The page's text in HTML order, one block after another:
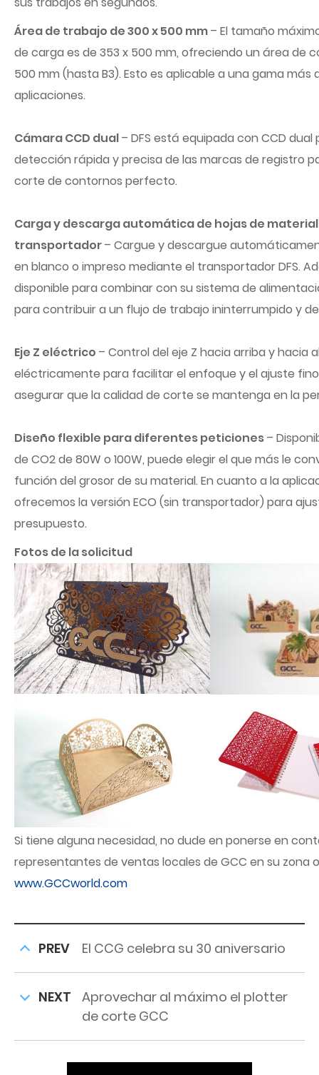
Área de trabajo de 300 x 500 mm– El tamaño
de carga es de 353 x 500 mm, ofreciendo un área de
500 mm (hasta B3). Esto es aplicable a una gama más
aplicaciones.
Cámara CCD dual– DFS está equipada con CCD dual
detección rápida y precisa de las marcas de registro
corte de contornos perfecto.
Carga y descarga automática de hojas de
transportador– Cargue y descargue
en blanco o impreso mediante el transportador DFS.
disponible para combinar con su sistema de
para contribuir a un flujo de trabajo ininterrumpido y
Eje Z eléctrico – Control del eje Z hacia arriba y hacia
eléctricamente para facilitar el enfoque y el ajuste
asegurar que la calidad de corte se mantenga en la
Diseño flexible para diferentes peticiones–
de CO2 de 80W o 100W, puede elegir el que más le
función del grosor de su material. En cuanto a la
ofrecemos la versión ECO (sin transportador) para
presupuesto.
Fotos de la solicitud
Si tiene alguna necesidad, no dude en ponerse en
representantes de ventas locales de GCC en su zona
www.GCCworld.com
PREV El CCG celebra su 30 aniversario
NEXT
Aprovechar al máximo el plotter
de corte GCC